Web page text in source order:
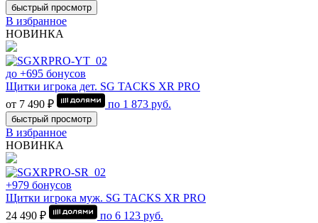
быстрый просмотр
В избранное
НОВИНКА
до +695 бонусов
Щитки игрока дет. SG TACKS XR PRO
от 7 490 ₽
по 1 873 руб.
быстрый просмотр
В избранное
НОВИНКА
+979 бонусов
Щитки игрока муж. SG TACKS XR PRO
24 490 ₽
по 6 123 руб.